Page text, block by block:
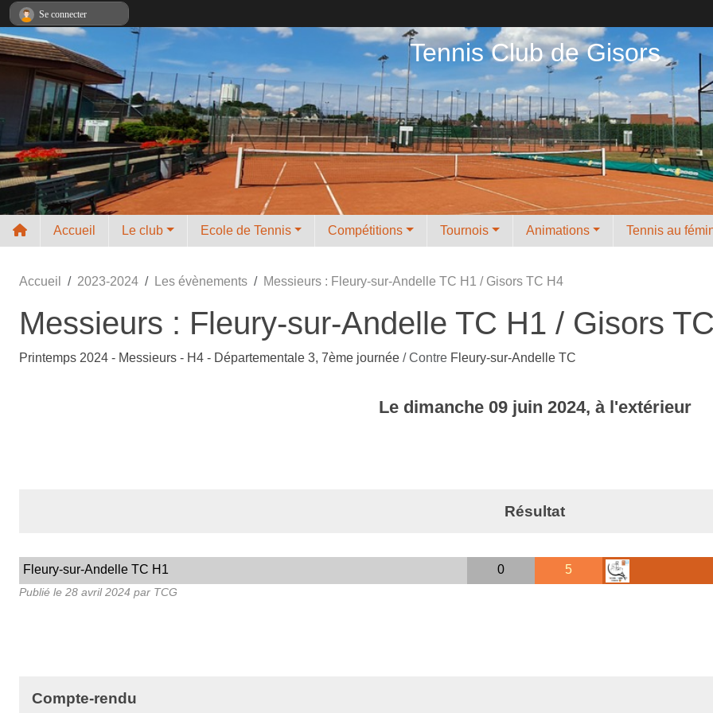
Tennis Club de Gisors
Accueil Le club Ecole de Tennis Compétitions Tournois Animations Tennis au
Accueil 2023-2024 Les évènements Messieurs : Fleury-sur-Andelle TC H1 / Gisors TC H4
Messieurs : Fleury-sur-Andelle TC H1 / Gisors
Printemps 2024 - Messieurs - H4 - Départementale 3, 7ème journée / Contre Fleury-sur-Andelle TC
Le dimanche 09 juin 2024, à l'extérieur
Résultat
Fleury-sur-Andelle TC H1 0 5
Publié le 28 avril 2024 par TCG
Compte-rendu
Se connecter
Panneau de gestion des cookies